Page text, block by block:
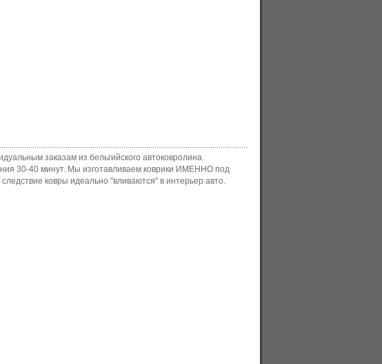
заказам из бельгийского автоковролина.
30-40 минут. Мы изготавливаем коврики ИМЕННО под
ковры идеально "вливаются" в интерьер авто.